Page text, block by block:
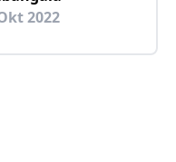
2022